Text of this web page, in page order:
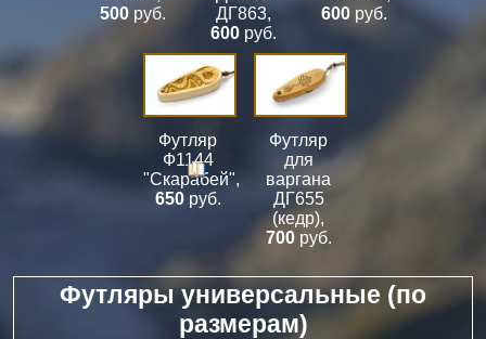
500руб.
ДГ863,
600руб.
600руб.
Футляр
Ф1144
"Скарабей",
650руб.
Футляр
для
варгана
ДГ655
(кедр),
700руб.
Футляры универсальные (по
размерам)